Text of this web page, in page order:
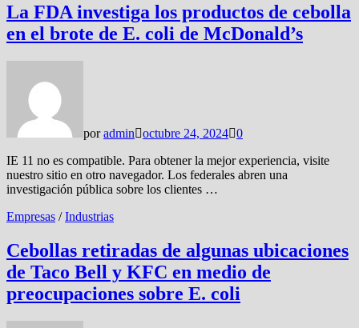
La FDA investiga los productos de cebolla
en el brote de E. coli de McDonald’s
poradmin octubre 24, 2024 0
IE 11 no es compatible. Para obtener la mejor experiencia, visite
nuestro sitio en otro navegador. Los federales abren una
investigación pública sobre los clientes …
Empresas /Industrias
Cebollas retiradas de algunas ubicaciones
de Taco Bell y KFC en medio de
preocupaciones sobre E. coli